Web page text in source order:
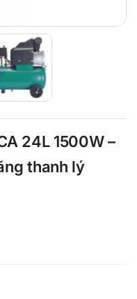
24L 1500W –
thanh lý